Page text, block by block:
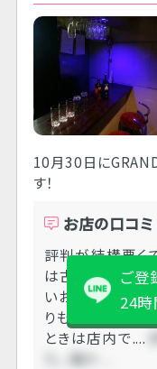
10月30日に
す！
お店の口コミ
評判が結構悪く
は古くて汚い方
いお店なので 私
りも別に強要は
ときは店内で....
た。 確か....
ご登
24